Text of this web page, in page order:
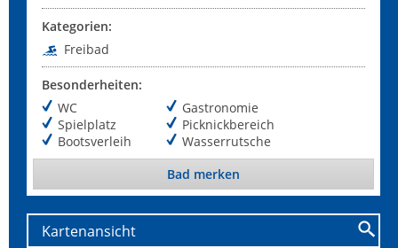
Kategorien:
Freibad
Besonderheiten:
WC
Spielplatz
Bootsverleih
Gastronomie
Picknickbereich
Wasserrutsche
Bad merken
Kartenansicht